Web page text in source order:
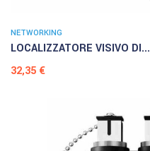
NETWORKING
LOCALIZZATORE VISIVO DI...
Prezzo
32,35 €